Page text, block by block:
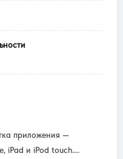
приложения —
iPad и iPod touch....